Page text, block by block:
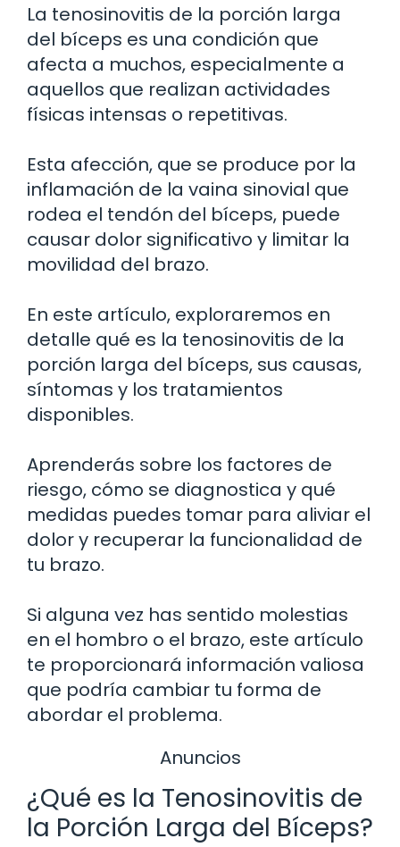
La tenosinovitis de la porción larga
del bíceps es una condición que
afecta a muchos, especialmente a
aquellos que realizan actividades
físicas intensas o repetitivas.
Esta afección, que se produce por la
inflamación de la vaina sinovial que
rodea el tendón del bíceps, puede
causar dolor significativo y limitar la
movilidad del brazo.
En este artículo, exploraremos en
detalle qué es la tenosinovitis de la
porción larga del bíceps, sus causas,
síntomas y los tratamientos
disponibles.
Aprenderás sobre los factores de
riesgo, cómo se diagnostica y qué
medidas puedes tomar para aliviar el
dolor y recuperar la funcionalidad de
tu brazo.
Si alguna vez has sentido molestias
en el hombro o el brazo, este artículo
te proporcionará información valiosa
que podría cambiar tu forma de
abordar el problema.
Anuncios
¿Qué es la Tenosinovitis de
la Porción Larga del Bíceps?